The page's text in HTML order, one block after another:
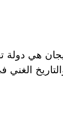
هي دولة